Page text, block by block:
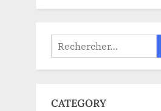
Rechercher :
CATEGORY